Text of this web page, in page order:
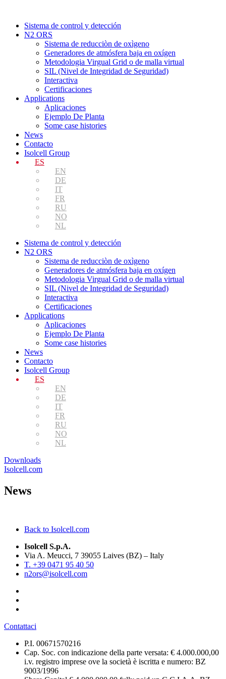
contenidoSistema de control y detección
N2 ORS
Sistema de reducciòn de oxìgeno
Generadores de atmósfera baja en oxígen
Metodologia Virgual Grid o de malla virtual
SIL (Nivel de Integridad de Seguridad)
Interactiva
Certificaciones
Applications
Aplicaciones
Ejemplo De Planta
Some case histories
News
Contacto
Isolcell Group
ES
EN
DE
IT
FR
RU
NO
NL
Sistema de control y detección
N2 ORS
Sistema de reducciòn de oxìgeno
Generadores de atmósfera baja en oxígen
Metodologia Virgual Grid o de malla virtual
SIL (Nivel de Integridad de Seguridad)
Interactiva
Certificaciones
Applications
Aplicaciones
Ejemplo De Planta
Some case histories
News
Contacto
Isolcell Group
ES
EN
DE
IT
FR
RU
NO
NL
Downloads
Isolcell.com
News
Back to Isolcell.com
Isolcell S.p.A.
Via A. Meucci, 7 39055 Laives (BZ) – Italy
T. +39 0471 95 40 50
n2ors@isolcell.com
Contattaci
P.I. 00671570216
Cap. Soc. con indicazione della parte versata: € 4.000.000,00
i.v. registro imprese ove la società è iscritta e numero: BZ
9003/1996